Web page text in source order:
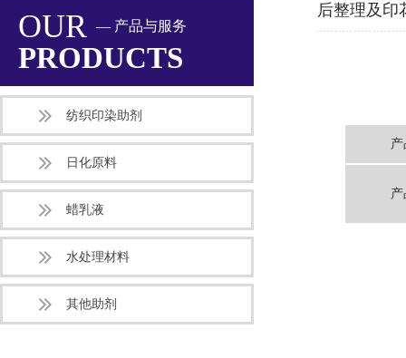
OUR — 产品与服务
PRODUCTS
纺织印染助剂
日化原料
蜡乳液
水处理材料
其他助剂
后整理及印